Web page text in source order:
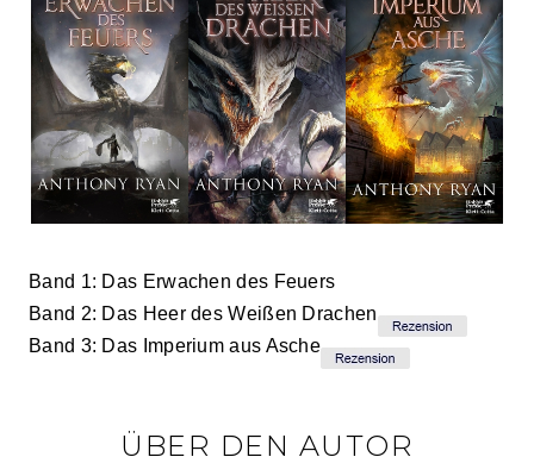
Band 1: Das Erwachen des Feuers
Band 2: Das Heer des Weißen Drachen
Band 3: Das Imperium aus Asche
ÜBER DEN AUTOR